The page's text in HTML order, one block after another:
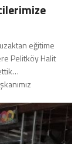
eğitime
Pelitköy Halit